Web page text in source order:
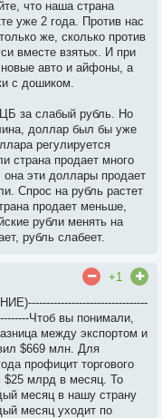
что наша страна
уже 2 года. Против нас
же, сколько против
вместе взятых. И при
авто и айфоны, а
с дошиком.
за слабый рубль. Но
доллар был бы уже
регулируется
страна продает много
эти доллары продает
Спрос на рубль растет
продает меньше,
рубли менять на
рубль слабеет.
+1
Чтоб вы понимали,
между экспортом и
$669 млн. Для
профицит торгового
$25 млрд в месяц. То
месяц в нашу страну
месяц уходит по